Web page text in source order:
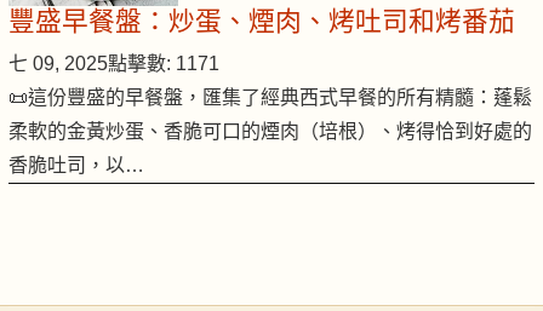
豐盛早餐盤：炒蛋、煙肉、烤吐司和烤番茄
七 09, 2025點擊數: 1171
📜這份豐盛的早餐盤，匯集了經典西式早餐的所有精髓：蓬鬆
柔軟的金黃炒蛋、香脆可口的煙肉（培根）、烤得恰到好處的
香脆吐司，以…